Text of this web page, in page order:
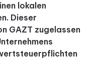
lokalen
Dieser
GAZT zugelassen